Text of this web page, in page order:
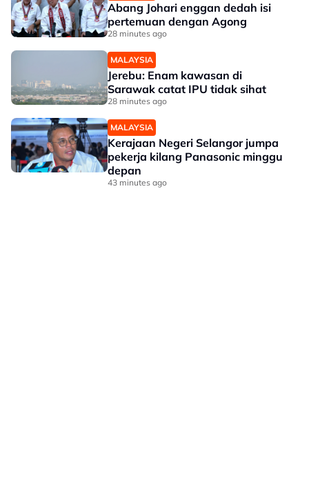
Abang Johari enggan dedah isi
pertemuan dengan Agong
28 minutes ago
MALAYSIA
Jerebu: Enam kawasan di
Sarawak catat IPU tidak sihat
28 minutes ago
MALAYSIA
Kerajaan Negeri Selangor jumpa
pekerja kilang Panasonic minggu
depan
43 minutes ago